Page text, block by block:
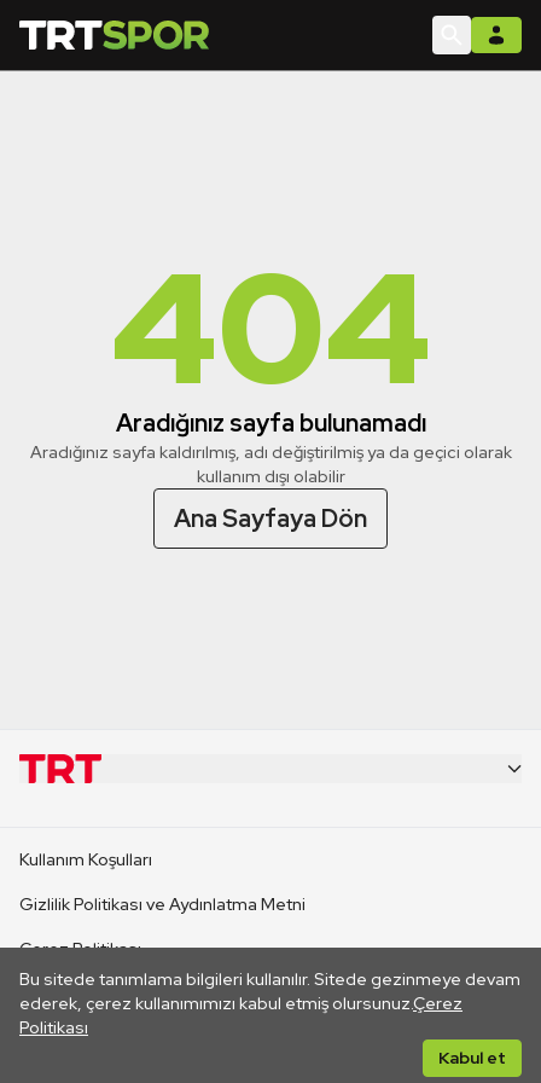
404
Aradığınız sayfa bulunamadı
Aradığınız sayfa kaldırılmış, adı değiştirilmiş ya da geçici olarak
kullanım dışı olabilir
Ana Sayfaya Dön
Bu sitede tanımlama bilgileri kullanılır. Sitede gezinmeye devam
ederek, çerez kullanımımızı kabul etmiş olursunuz.Çerez
Politikası
Kabul et
CANLI YAYINLAR
Kullanım Koşulları
Gizlilik Politikası ve Aydınlatma Metni
Çerez Politikası
İletişim
Her hakkı saklıdır. ©2026 TRT. Bağlantı yoluyla gidilen dış